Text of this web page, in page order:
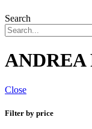
Search
ANDREA
Close
Filter by price